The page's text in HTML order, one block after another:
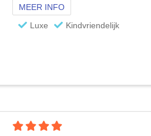
MEER INFO
Luxe
Kindvriendelijk